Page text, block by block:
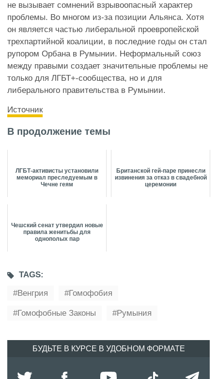
не вызывает сомнений взрывоопасный характер
проблемы. Во многом из-за позиции Альянса. Хотя
он является частью либеральной проевропейской
трехпартийной коалиции, в последние годы он стал
рупором Орбана в Румынии. Неформальный союз
между правыми создает значительные проблемы не
только для ЛГБТ+-сообщества, но и для
либерального правительства в Румынии.
Источник
В продолжение темы
ЛГБТ-активисты установили
мемориал преследуемым в
Чечне геям
Британской гей-паре принесли
извинения за отказ в свадебной
церемонии
Чешский сенат утвердил новые
правила женитьбы для
однополых пар
TAGS:
Венгрия
Гомофобия
Гомофобные Законы Румыния
БУДЬТЕ В КУРСЕ В УДОБНОМ ФОРМАТЕ